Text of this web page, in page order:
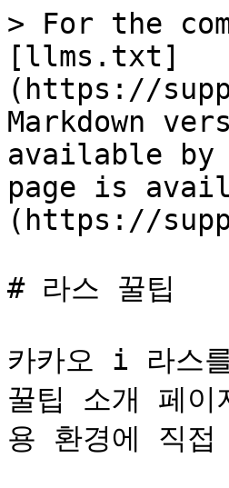
> For the
[llms.txt]
(https://
Markdown
available by
page is
(https://
# 라스 꿀팁
카카오 i 라스
꿀팁 소개 페
용 환경에 직접